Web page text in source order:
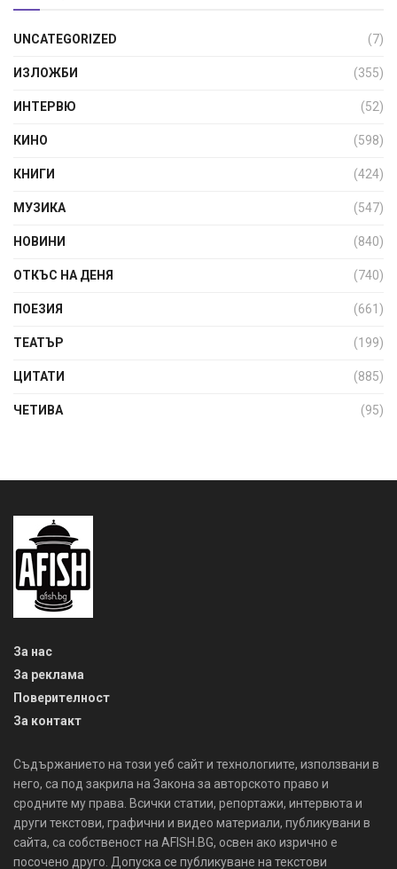
UNCATEGORIZED (7)
ИЗЛОЖБИ (355)
ИНТЕРВЮ (52)
КИНО (598)
КНИГИ (424)
МУЗИКА (547)
НОВИНИ (840)
ОТКЪС НА ДЕНЯ (740)
ПОЕЗИЯ (661)
ТЕАТЪР (199)
ЦИТАТИ (885)
ЧЕТИВА (95)
За нас
За реклама
Поверителност
За контакт
Съдържанието на този уеб сайт и технологиите, използвани в
него, са под закрила на Закона за авторското право и
сродните му права. Всички статии, репортажи, интервюта и
други текстови, графични и видео материали, публикувани в
сайта, са собственост на AFISH.BG, освен ако изрично е
посочено друго. Допуска се публикуване на текстови